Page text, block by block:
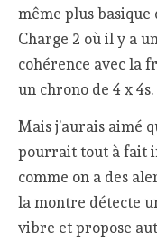
même plus basique
Charge 2 où il y a
cohérence avec la
un chrono de 4 x 4s.
Mais j’aurais aimé
pourrait tout à fait
comme on a des
la montre détecte
vibre et propose